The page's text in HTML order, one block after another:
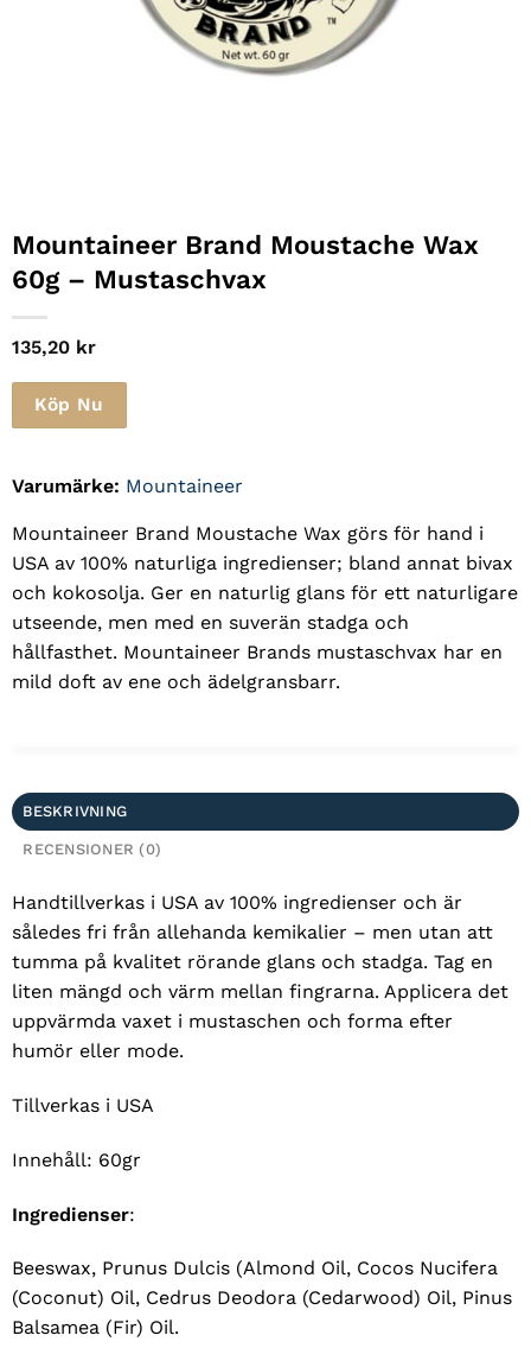
Mountaineer Brand Moustache Wax
60g – Mustaschvax
135,20 kr
Köp Nu
Varumärke: Mountaineer
Mountaineer Brand Moustache Wax görs för hand i
USA av 100% naturliga ingredienser; bland annat bivax
och kokosolja. Ger en naturlig glans för ett naturligare
utseende, men med en suverän stadga och
hållfasthet. Mountaineer Brands mustaschvax har en
mild doft av ene och ädelgransbarr.
BESKRIVNING
RECENSIONER (0)
Handtillverkas i USA av 100% ingredienser och är
således fri från allehanda kemikalier – men utan att
tumma på kvalitet rörande glans och stadga. Tag en
liten mängd och värm mellan fingrarna. Applicera det
uppvärmda vaxet i mustaschen och forma efter
humör eller mode.
Tillverkas i USA
Innehåll: 60gr
Ingredienser:
Beeswax, Prunus Dulcis (Almond Oil, Cocos Nucifera
(Coconut) Oil, Cedrus Deodora (Cedarwood) Oil, Pinus
Balsamea (Fir) Oil.